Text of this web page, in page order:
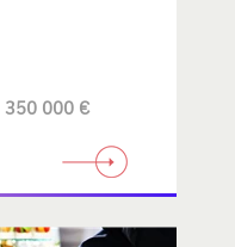
350 000 €